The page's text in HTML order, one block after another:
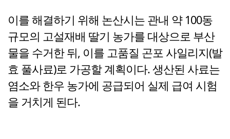
이를 해결하기 위해 논산시는 관내 약 100동
규모의 고설재배 딸기 농가를 대상으로 부산
물을 수거한 뒤, 이를 고품질 곤포 사일리지(발
효 풀사료)로 가공할 계획이다. 생산된 사료는
염소와 한우 농가에 공급되어 실제 급여 시험
을 거치게 된다.